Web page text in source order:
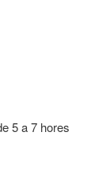
5 a 7 hores